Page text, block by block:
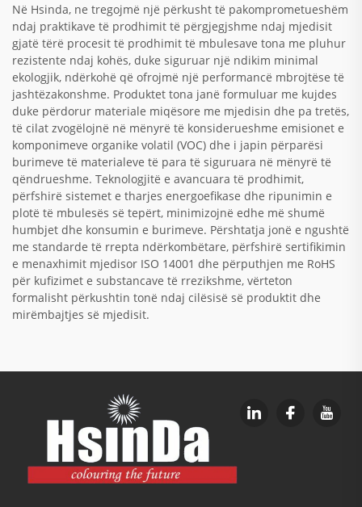
Në Hsinda, ne tregojmë një përkusht të pakomprometueshëm
ndaj praktikave të prodhimit të përgjegjshme ndaj mjedisit
gjatë tërë procesit të prodhimit të mbulesave tona me pluhur
rezistente ndaj kohës, duke siguruar një ndikim minimal
ekologjik, ndërkohë që ofrojmë një performancë mbrojtëse të
jashtëzakonshme. Produktet tona janë formuluar me kujdes
duke përdorur materiale miqësore me mjedisin dhe pa tretës,
të cilat zvogëlojnë në mënyrë të konsiderueshme emisionet e
komponimeve organike volatil (VOC) dhe i japin përparësi
burimeve të materialeve të para të siguruara në mënyrë të
qëndrueshme. Teknologjitë e avancuara të prodhimit,
përfshirë sistemet e tharjes energoefikase dhe ripunimin e
plotë të mbulesës së tepërt, minimizojnë edhe më shumë
humbjet dhe konsumin e burimeve. Përshtatja jonë e ngushtë
me standarde të rrepta ndërkombëtare, përfshirë sertifikimin
e menaxhimit mjedisor ISO 14001 dhe përputhjen me RoHS
për kufizimet e substancave të rrezikshme, vërteton
formalisht përkushtin tonë ndaj cilësisë së produktit dhe
mirëmbajtjes së mjedisit.